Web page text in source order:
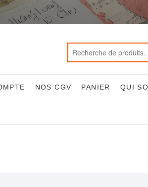
NOS CGV PANIER QUI